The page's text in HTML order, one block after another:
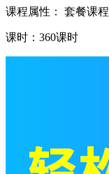
课程属性： 套餐课程
课时：360课时